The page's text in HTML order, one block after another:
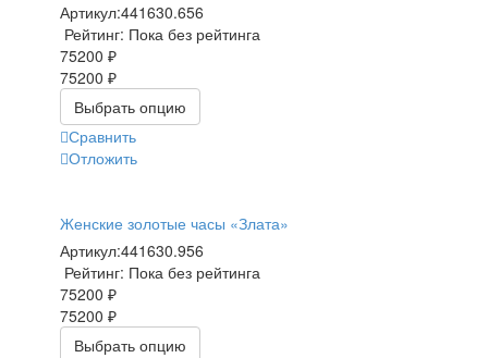
Артикул:441630.656
Рейтинг: Пока без рейтинга
75200 ₽
75200 ₽
Выбрать опцию
Сравнить
Отложить
Женские золотые часы «Злата»
Артикул:441630.956
Рейтинг: Пока без рейтинга
75200 ₽
75200 ₽
Выбрать опцию